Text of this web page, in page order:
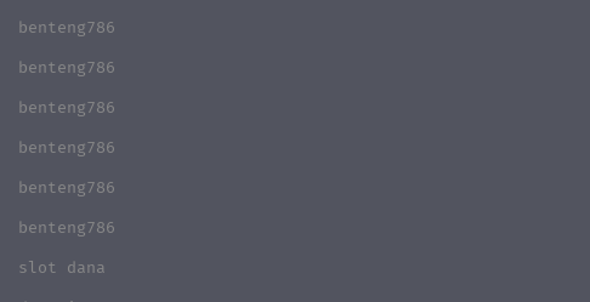
benteng786
benteng786
benteng786
benteng786
benteng786
benteng786
slot dana